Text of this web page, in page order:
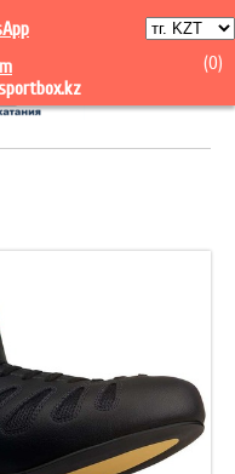
(0)